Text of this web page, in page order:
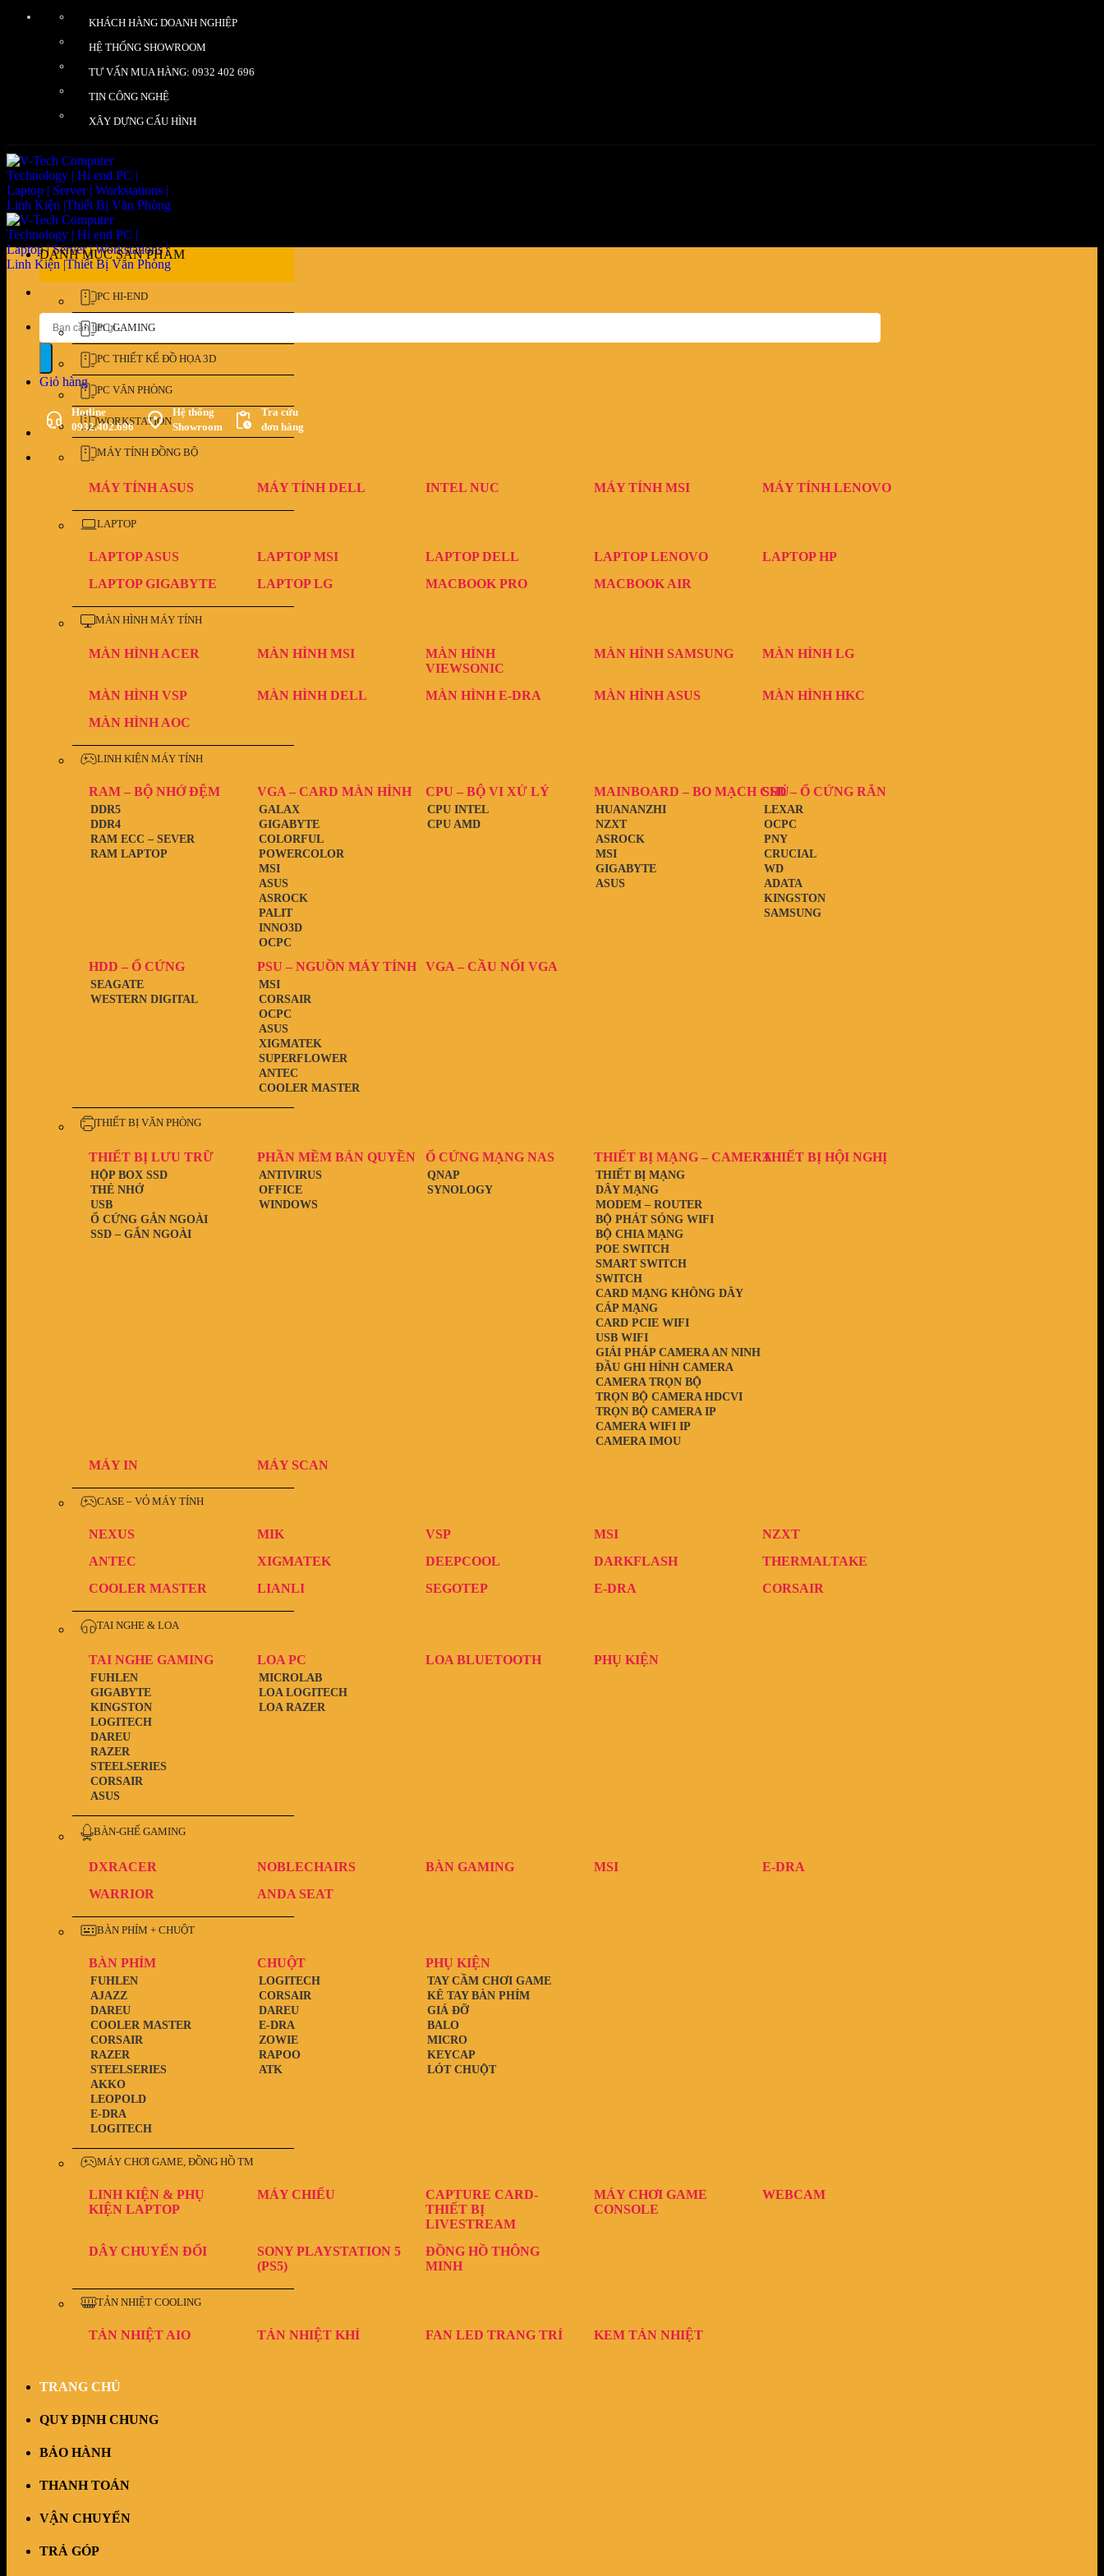
KHÁCH HÀNG DOANH NGHIỆP
HỆ THỐNG SHOWROOM
TƯ VẤN MUA HÀNG: 0932 402 696
TIN CÔNG NGHỆ
XÂY DỰNG CẤU HÌNH
Tìm
kiếm:
Giỏ hàng
Hotline
0932.402.696
Hệ thống
Showroom
Tra cứu
đơn hàng
DANH MỤC SẢN PHẨM
PC HI-END
PC GAMING
PC THIẾT KẾ ĐỒ HỌA 3D
PC VĂN PHÒNG
WORKSTATION
MÁY TÍNH ĐỒNG BỘ
MÁY TÍNH ASUS MÁY TÍNH DELL INTEL NUC MÁY TÍNH MSI MÁY TÍNH LENOVO
LAPTOP
LAPTOP ASUS LAPTOP MSI LAPTOP DELL LAPTOP LENOVO
LAPTOP HP
LAPTOP GIGABYTE
LAPTOP LG MACBOOK PRO MACBOOK AIR
MÀN HÌNH MÁY TÍNH
MÀN HÌNH ACER MÀN HÌNH MSI
MÀN HÌNH
VIEWSONIC
MÀN HÌNH SAMSUNG MÀN HÌNH LG
MÀN HÌNH VSP MÀN HÌNH DELL MÀN HÌNH E-DRA MÀN HÌNH ASUS
MÀN HÌNH HKC
MÀN HÌNH AOC
LINH KIỆN MÁY TÍNH
RAM – BỘ NHỚ ĐỆM
RAM LAPTOP
RAM ECC – SEVER
DDR4
DDR5
VGA – CARD MÀN HÌNH
OCPC
INNO3D
PALIT
ASROCK
ASUS
MSI
POWERCOLOR
COLORFUL
GIGABYTE
GALAX
CPU – BỘ VI XỬ LÝ
CPU AMD
CPU INTEL
MAINBOARD – BO MẠCH CHỦ
ASUS
GIGABYTE
MSI
ASROCK
NZXT
HUANANZHI
SSD – Ổ CỨNG RẮN
SAMSUNG
KINGSTON
ADATA
WD
CRUCIAL
PNY
OCPC
LEXAR
HDD – Ổ CỨNG
WESTERN DIGITAL
SEAGATE
PSU – NGUỒN MÁY TÍNH
COOLER MASTER
ANTEC
SUPERFLOWER
XIGMATEK
ASUS
OCPC
CORSAIR
MSI
VGA – CẦU NỐI VGA
THIẾT BỊ VĂN PHÒNG
THIẾT BỊ LƯU TRỮ
SSD – GẮN NGOÀI
Ổ CỨNG GẮN NGOÀI
USB
THẺ NHỚ
HỘP BOX SSD
PHẦN MỀM BẢN QUYỀN
WINDOWS
OFFICE
ANTIVIRUS
Ổ CỨNG MẠNG NAS
SYNOLOGY
QNAP
THIẾT BỊ MẠNG – CAMERA
GIẢI PHÁP CAMERA AN NINH
CAMERA WIFI IP
CAMERA IMOU
CAMERA TRỌN BỘ
TRỌN BỘ CAMERA IP
TRỌN BỘ CAMERA HDCVI
ĐẦU GHI HÌNH CAMERA
THIẾT BỊ MẠNG
CARD MẠNG KHÔNG DÂY
USB WIFI
CARD PCIE WIFI
CÁP MẠNG
BỘ CHIA MẠNG
SWITCH
SMART SWITCH
POE SWITCH
BỘ PHÁT SÓNG WIFI
MODEM – ROUTER
DÂY MẠNG
THIẾT BỊ HỘI NGHỊ
MÁY IN MÁY SCAN
CASE – VỎ MÁY TÍNH
NEXUS MIK VSP MSI
NZXT
ANTEC
XIGMATEK DEEPCOOL DARKFLASH
THERMALTAKE
COOLER MASTER
LIANLI SEGOTEP E-DRA CORSAIR
TAI NGHE & LOA
TAI NGHE GAMING
ASUS
CORSAIR
STEELSERIES
RAZER
DAREU
LOGITECH
KINGSTON
GIGABYTE
FUHLEN
LOA PC
LOA RAZER
LOA LOGITECH
MICROLAB
LOA BLUETOOTH PHỤ KIỆN
BÀN-GHẾ GAMING
DXRACER NOBLECHAIRS BÀN GAMING MSI
E-DRA
WARRIOR
ANDA SEAT
BÀN PHÍM + CHUỘT
BÀN PHÍM
LOGITECH
E-DRA
LEOPOLD
AKKO
STEELSERIES
RAZER
CORSAIR
COOLER MASTER
DAREU
AJAZZ
FUHLEN
CHUỘT
ATK
RAPOO
ZOWIE
E-DRA
DAREU
CORSAIR
LOGITECH
PHỤ KIỆN
LÓT CHUỘT
KEYCAP
MICRO
BALO
GIÁ ĐỠ
KÊ TAY BÀN PHÍM
TAY CẦM CHƠI GAME
MÁY CHƠI GAME, ĐỒNG HỒ TM
LINH KIỆN & PHỤ
KIỆN LAPTOP
MÁY CHIẾU
CAPTURE CARD-
THIẾT BỊ
LIVESTREAM
MÁY CHƠI GAME
CONSOLE
WEBCAM
DÂY CHUYỂN ĐỔI
SONY PLAYSTATION 5
(PS5)
ĐỒNG HỒ THÔNG
MINH
TẢN NHIỆT COOLING
TẢN NHIỆT AIO TẢN NHIỆT KHÍ FAN LED TRANG TRÍ KEM TẢN NHIỆT
TRANG CHỦ
QUY ĐỊNH CHUNG
BẢO HÀNH
THANH TOÁN
VẬN CHUYỂN
TRẢ GÓP